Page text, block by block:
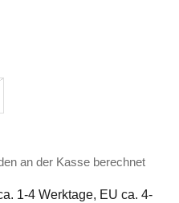
White
an der Kasse berechnet
1-4 Werktage, EU ca. 4-